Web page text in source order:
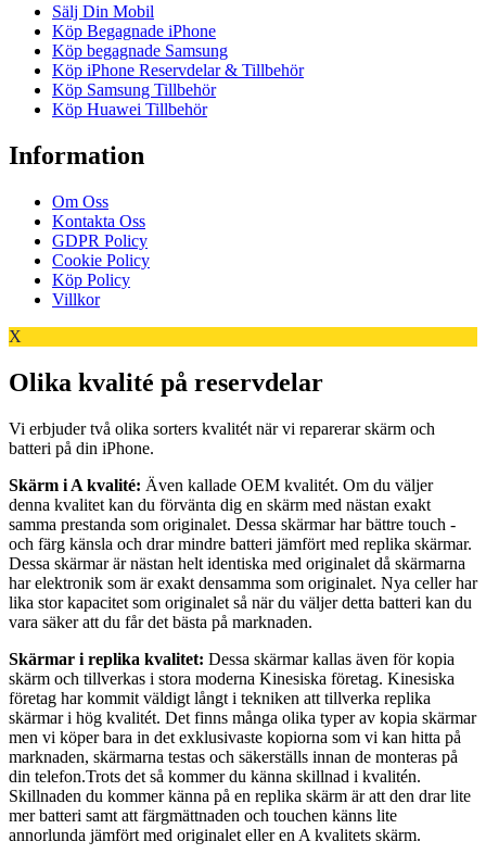
Sälj Din Mobil
Köp Begagnade iPhone
Köp begagnade Samsung
Köp iPhone Reservdelar & Tillbehör
Köp Samsung Tillbehör
Köp Huawei Tillbehör
Information
Om Oss
Kontakta Oss
GDPR Policy
Cookie Policy
Köp Policy
Villkor
X
Olika kvalité på reservdelar
Vi erbjuder två olika sorters kvalitét när vi reparerar skärm och
batteri på din iPhone.
Skärm i A kvalité: Även kallade OEM kvalitét. Om du väljer
denna kvalitet kan du förvänta dig en skärm med nästan exakt
samma prestanda som originalet. Dessa skärmar har bättre touch -
och färg känsla och drar mindre batteri jämfört med replika skärmar.
Dessa skärmar är nästan helt identiska med originalet då skärmarna
har elektronik som är exakt densamma som originalet. Nya celler har
lika stor kapacitet som originalet så när du väljer detta batteri kan du
vara säker att du får det bästa på marknaden.
Skärmar i replika kvalitet: Dessa skärmar kallas även för kopia
skärm och tillverkas i stora moderna Kinesiska företag. Kinesiska
företag har kommit väldigt långt i tekniken att tillverka replika
skärmar i hög kvalitét. Det finns många olika typer av kopia skärmar
men vi köper bara in det exklusivaste kopiorna som vi kan hitta på
marknaden, skärmarna testas och säkerställs innan de monteras på
din telefon.Trots det så kommer du känna skillnad i kvalitén.
Skillnaden du kommer känna på en replika skärm är att den drar lite
mer batteri samt att färgmättnaden och touchen känns lite
annorlunda jämfört med originalet eller en A kvalitets skärm.